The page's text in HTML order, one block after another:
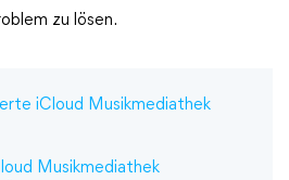
zu lösen.
iCloud Musikmediathek
Musikmediathek